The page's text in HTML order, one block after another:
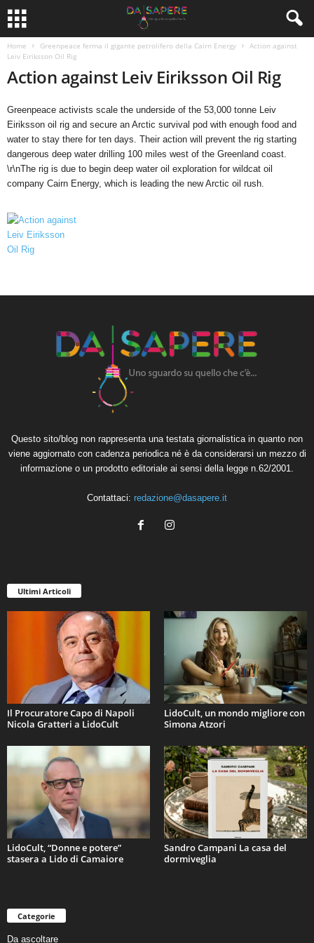
Home Greenpeace ferma il gigante petrolifero della Cairn Energy
Action against
Leiv Eiriksson Oil Rig
Action against Leiv Eiriksson Oil Rig
Greenpeace activists scale the underside of the 53,000 tonne Leiv
Eiriksson oil rig and secure an Arctic survival pod with enough food and
water to stay there for ten days. Their action will prevent the rig starting
dangerous deep water drilling 100 miles west of the Greenland coast.
\r\nThe rig is due to begin deep water oil exploration for wildcat oil
company Cairn Energy, which is leading the new Arctic oil rush.
Questo sito/blog non rappresenta una testata giornalistica in quanto non
viene aggiornato con cadenza periodica né è da considerarsi un mezzo di
informazione o un prodotto editoriale ai sensi della legge n.62/2001.
Contattaci: redazione@dasapere.it
Ultimi Articoli
Il Procuratore Capo di Napoli
Nicola Gratteri a LidoCult
LidoCult, un mondo migliore con
Simona Atzori
LidoCult, “Donne e potere”
stasera a Lido di Camaiore
Sandro Campani La casa del
dormiveglia
Categorie
Da ascoltare